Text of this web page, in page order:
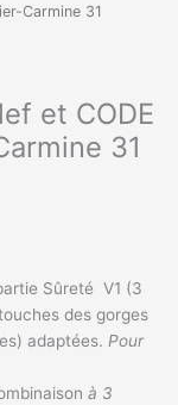
Carmine 31
et CODE
31
Sûreté V1 (3
des gorges
adaptées. Pour
à 3